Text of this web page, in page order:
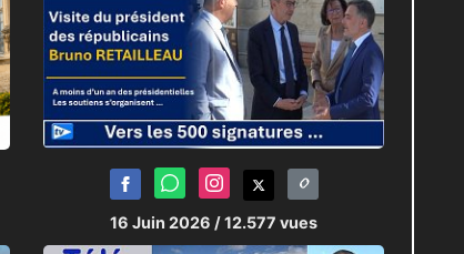
16 Juin 2026 / 12.577 vues